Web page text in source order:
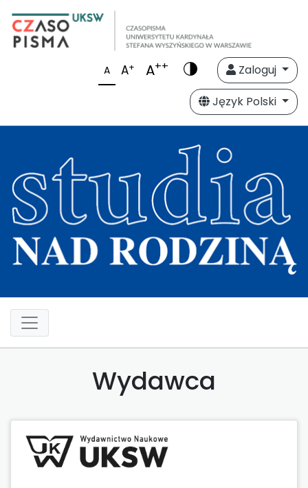
A A+ A++
Zaloguj
Język Polski
Wydawca